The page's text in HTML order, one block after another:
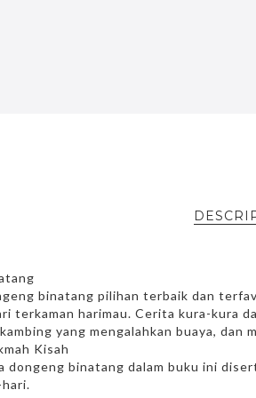
binatang pilihan terbaik dan
terkaman harimau. Cerita kura-kura
yang mengalahkan buaya, dan
Kisah
dongeng binatang dalam buku ini